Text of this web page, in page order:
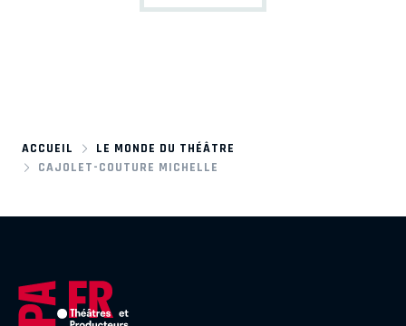
ACCUEIL
LE MONDE DU THÉÂTRE
CAJOLET-COUTURE MICHELLE